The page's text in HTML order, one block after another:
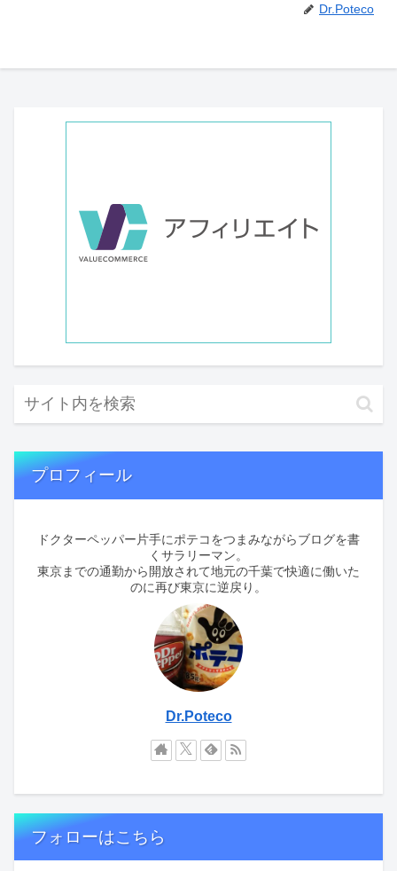
Dr.Poteco
プロフィール
ドクターペッパー片手にポテコをつまみながらブログを書
くサラリーマン。
東京までの通勤から開放されて地元の千葉で快適に働いた
のに再び東京に逆戻り。
Dr.Poteco
フォローはこちら